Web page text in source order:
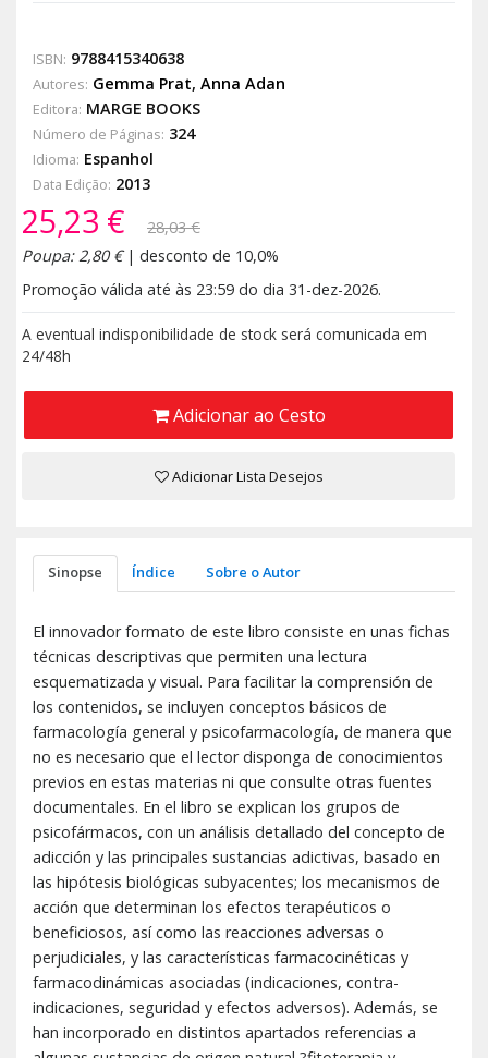
ISBN: 9788415340638
Autores: Gemma Prat, Anna Adan
Editora: MARGE BOOKS
Número de Páginas: 324
Idioma: Espanhol
Data Edição: 2013
25,23 €
28,03 €
Poupa: 2,80 €| desconto de 10,0%
Promoção válida até às 23:59 do dia 31-dez-2026.
A eventual indisponibilidade de stock será comunicada em
24/48h
Adicionar ao Cesto
Adicionar Lista Desejos
Sinopse Índice Sobre o Autor
El innovador formato de este libro consiste en unas fichas
técnicas descriptivas que permiten una lectura
esquematizada y visual. Para facilitar la comprensión de
los contenidos, se incluyen conceptos básicos de
farmacología general y psicofarmacología, de manera que
no es necesario que el lector disponga de conocimientos
previos en estas materias ni que consulte otras fuentes
documentales. En el libro se explican los grupos de
psicofármacos, con un análisis detallado del concepto de
adicción y las principales sustancias adictivas, basado en
las hipótesis biológicas subyacentes; los mecanismos de
acción que determinan los efectos terapéuticos o
beneficiosos, así como las reacciones adversas o
perjudiciales, y las características farmacocinéticas y
farmacodinámicas asociadas (indicaciones, contra-
indicaciones, seguridad y efectos adversos). Además, se
han incorporado en distintos apartados referencias a